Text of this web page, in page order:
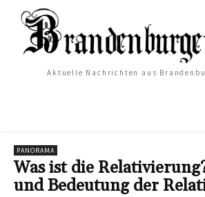
Aktuelle Nachrichten aus
PANORAMA
Was ist die
und Bedeutung der